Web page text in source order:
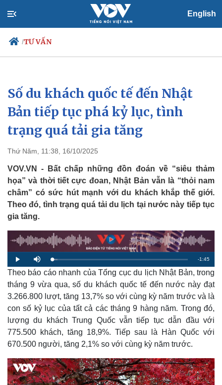
English
/TƯ VẤN
Chính trị
Đảng
Tổ chức nhân sự
Quốc hội
Nhận diện sự thật
Xã hội
Tin 24h
Dự báo thời tiết
Giáo dục
Dấu ấn VOV
Số du khách quốc tế đến Nhật
Bản tiếp tục phá kỷ lục, tình
trạng quá tải gia tăng
Thứ Năm, 11:38, 16/10/2025
VOV.VN - Bất chấp những đồn đoán về “siêu thảm
họa” và thời tiết cực đoan, Nhật Bản vẫn là “thỏi nam
châm” có sức hút mạnh với du khách khắp thế giới.
Theo đó, tình trạng quá tải du lịch tại nước này tiếp tục
gia tăng.
P
l
a
y
M
u
t
e
L
o
a
d
d
3
.
9
%
R
e
m
i
n
n
g
-1:45
Theo báo cáo nhanh của Tổng cục du lịch Nhật Bản, trong
tháng 9 vừa qua, số du khách quốc tế đến nước này đạt
3.266.800 lượt, tăng 13,7% so với cùng kỳ năm trước và là
con số kỷ lục của tất cả các tháng 9 hàng năm. Trong đó,
lượng du khách Trung Quốc vẫn tiếp tục dẫn đầu với
775.500 khách, tăng 18,9%. Tiếp sau là Hàn Quốc với
670.500 người, tăng 2,1% so với cùng kỳ năm trước.